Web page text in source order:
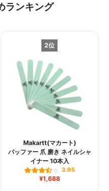
ランキング
2位
Makartt(マカート)
バッファー 爪 磨き ネイルシャ
イナー 10本入
3.95
¥1,688